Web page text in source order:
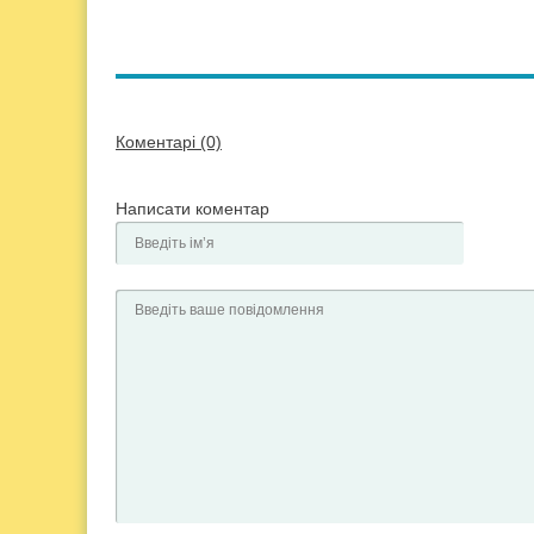
Коментарі (0)
Написати коментар